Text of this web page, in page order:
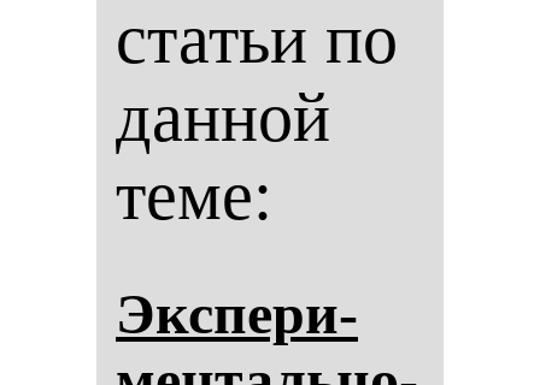
статьи по
данной
теме:
Эк­спе­ри­